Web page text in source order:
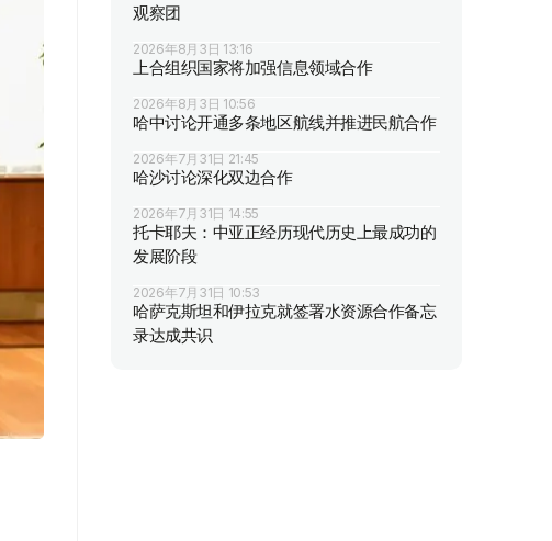
观察团
2026年8月3日 13:16
上合组织国家将加强信息领域合作
2026年8月3日 10:56
哈中讨论开通多条地区航线并推进民航合作
2026年7月31日 21:45
哈沙讨论深化双边合作
2026年7月31日 14:55
托卡耶夫：中亚正经历现代历史上最成功的
发展阶段
2026年7月31日 10:53
哈萨克斯坦和伊拉克就签署水资源合作备忘
录达成共识